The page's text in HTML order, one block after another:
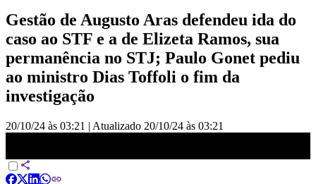
Gestão de Augusto Aras defendeu ida do
caso ao STF e a de Elizeta Ramos, sua
permanência no STJ; Paulo Gonet pediu
ao ministro Dias Toffoli o fim da
investigação
20/10/24 às 03:21 | Atualizado 20/10/24 às 03:21